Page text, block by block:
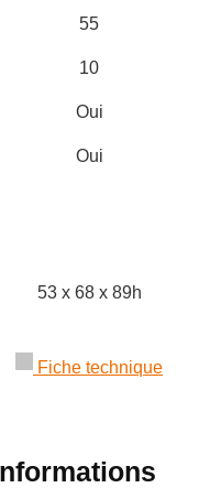
55
10
Oui
Oui
53 x 68 x 89h
Fiche technique